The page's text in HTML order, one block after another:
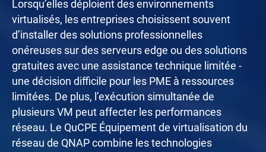
Lorsqu’elles déploient des environnements
virtualisés, les entreprises choisissent souvent
d’installer des solutions professionnelles
onéreuses sur des serveurs edge ou des solutions
gratuites avec une assistance technique limitée -
une décision difficile pour les PME à ressources
limitées. De plus, l’exécution simultanée de
plusieurs VM peut affecter les performances
réseau. Le QuCPE Équipement de virtualisation du
réseau de QNAP combine les technologies